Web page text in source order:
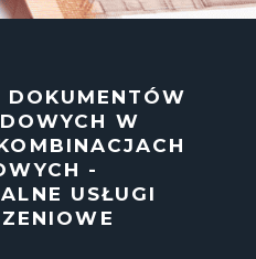
W
-
USŁUGI